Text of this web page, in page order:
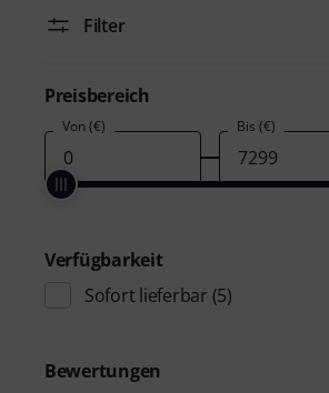
Filter
Preisbereich
Von (€) Bis (€)
Verfügbarkeit
Sofort lieferbar (5)
Bewertungen